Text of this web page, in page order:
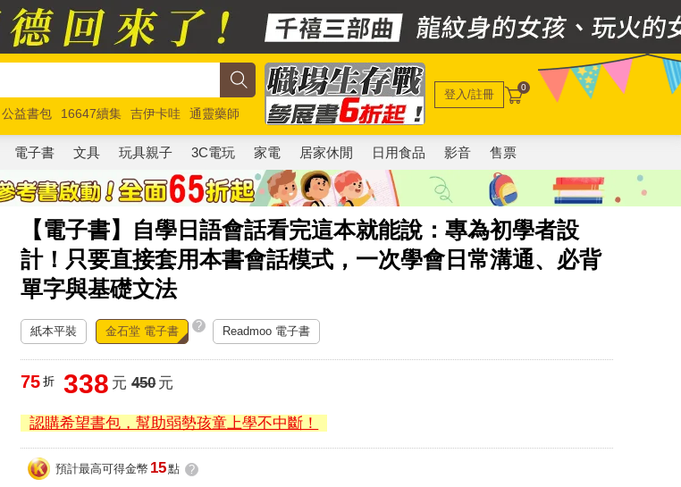
公益書包 16647續集 吉伊卡哇
通靈藥師
玩具總動員5 超慢跑
登入/註冊 0
電子書 文具 玩具親子 3C電玩 家電 居家休閒 日用食品 影音 售票
【電子書】自學日語會話看完這本就能說：專為初學者設
計！只要直接套用本書會話模式，一次學會日常溝通、必背
單字與基礎文法
紙本平裝 金石堂 電子書 ? Readmoo 電子書
75 折 338 元 450元
認購希望書包，幫助弱勢孩童上學不中斷！
預計最高可得金幣 15點 ?